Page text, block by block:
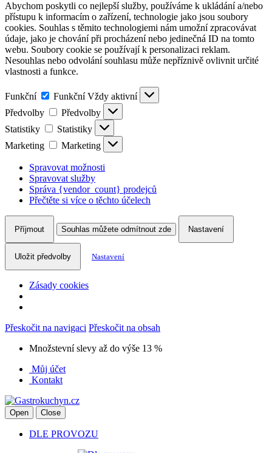
Abychom poskytli co nejlepší služby, používáme k ukládání a/nebo
přístupu k informacím o zařízení, technologie jako jsou soubory
cookies. Souhlas s těmito technologiemi nám umožní zpracovávat
údaje, jako je chování při procházení nebo jedinečná ID na tomto
webu. Soubory cookie se používají k personalizaci reklam.
Nesouhlas nebo odvolání souhlasu může nepříznivě ovlivnit určité
vlastnosti a funkce.
Funkční Funkční Vždy aktivní
Předvolby
Předvolby
Statistiky
Statistiky
Marketing
Marketing
Spravovat možnosti
Spravovat služby
Správa {vendor_count} prodejců
Přečtěte si více o těchto účelech
Příjmout Souhlas můžete odmítnout zde Nastavení
Uložit předvolby Nastavení
Zásady cookies
Přeskočit na navigaci Přeskočit na obsah
Množstevní slevy až do výše 13 %
Můj účet
Kontakt
Open Close
DLE PROVOZU